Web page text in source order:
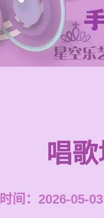
唱
时间：2026-05-